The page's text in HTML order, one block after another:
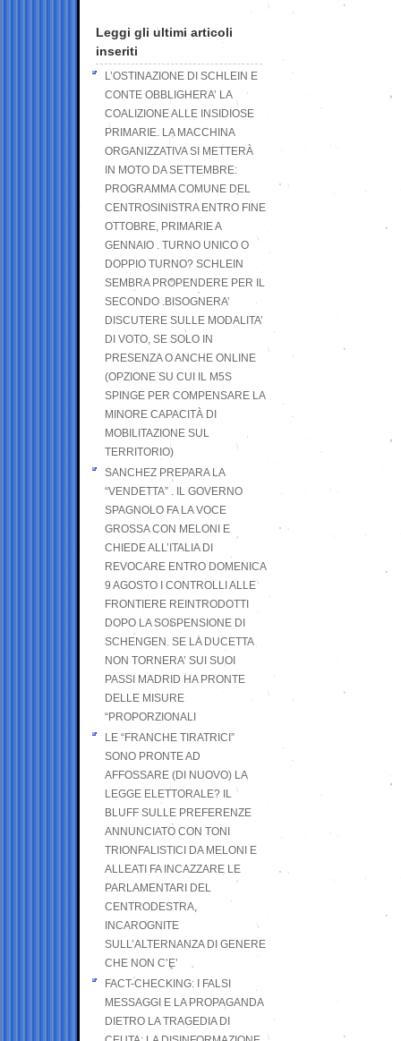
Leggi gli ultimi articoli
inseriti
L’OSTINAZIONE DI SCHLEIN E
CONTE OBBLIGHERA’ LA
COALIZIONE ALLE INSIDIOSE
PRIMARIE. LA MACCHINA
ORGANIZZATIVA SI METTERÀ
IN MOTO DA SETTEMBRE:
PROGRAMMA COMUNE DEL
CENTROSINISTRA ENTRO FINE
OTTOBRE, PRIMARIE A
GENNAIO . TURNO UNICO O
DOPPIO TURNO? SCHLEIN
SEMBRA PROPENDERE PER IL
SECONDO .BISOGNERA’
DISCUTERE SULLE MODALITA’
DI VOTO, SE SOLO IN
PRESENZA O ANCHE ONLINE
(OPZIONE SU CUI IL M5S
SPINGE PER COMPENSARE LA
MINORE CAPACITÀ DI
MOBILITAZIONE SUL
TERRITORIO)
SANCHEZ PREPARA LA
“VENDETTA” . IL GOVERNO
SPAGNOLO FA LA VOCE
GROSSA CON MELONI E
CHIEDE ALL’ITALIA DI
REVOCARE ENTRO DOMENICA
9 AGOSTO I CONTROLLI ALLE
FRONTIERE REINTRODOTTI
DOPO LA SOSPENSIONE DI
SCHENGEN. SE LA DUCETTA
NON TORNERA’ SUI SUOI
PASSI MADRID HA PRONTE
DELLE MISURE
“PROPORZIONALI
LE “FRANCHE TIRATRICI”
SONO PRONTE AD
AFFOSSARE (DI NUOVO) LA
LEGGE ELETTORALE? IL
BLUFF SULLE PREFERENZE
ANNUNCIATO CON TONI
TRIONFALISTICI DA MELONI E
ALLEATI FA INCAZZARE LE
PARLAMENTARI DEL
CENTRODESTRA,
INCAROGNITE
SULL’ALTERNANZA DI GENERE
CHE NON C’E’
FACT-CHECKING: I FALSI
MESSAGGI E LA PROPAGANDA
DIETRO LA TRAGEDIA DI